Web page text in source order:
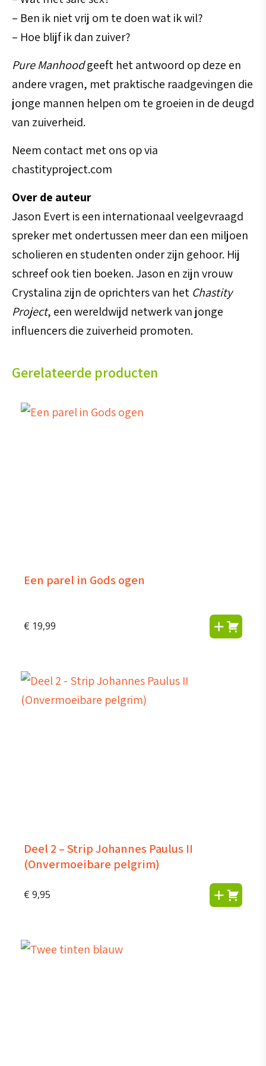
– Ben ik niet vrij om te doen wat ik wil?
– Hoe blijf ik dan zuiver?
Pure Manhoodgeeft het antwoord op deze en
andere vragen, met praktische raadgevingen die
jonge mannen helpen om te groeien in de deugd
van zuiverheid.
Neem contact met ons op via
chastityproject.com
Over de auteur
Jason Evert is een internationaal veelgevraagd
spreker met ondertussen meer dan een miljoen
scholieren en studenten onder zijn gehoor. Hij
schreef ook tien boeken. Jason en zijn vrouw
Crystalina zijn de oprichters van het Chastity
Project, een wereldwijd netwerk van jonge
influencers die zuiverheid promoten.
Gerelateerde producten
Een parel in Gods ogen
€ 19,99
Deel 2 – Strip Johannes Paulus II
(Onvermoeibare pelgrim)
€ 9,95